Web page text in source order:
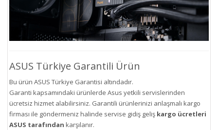
ASUS Türkiye Garantili Ürün
Bu ürün ASUS Türkiye Garantisi altındadır.
Garanti kapsamındaki ürünlerde Asus yetkili servislerinden
ücretsiz hizmet alabilirsiniz. Garantili ürünlerinizi anlaşmalı kargo
firması ile göndermeniz halinde servise gidiş geliş kargo ücretleri
ASUS tarafından karşılanır.